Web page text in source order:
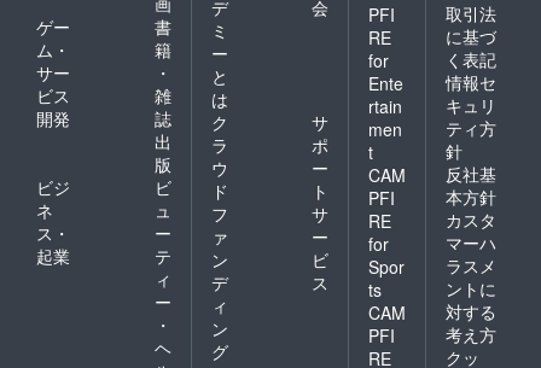
ゲー
ム・
サー
ビス
開発
書
籍
・
雑
誌
出
版
ビジ
ネ
ス・
起業
ビ
ュ
ー
テ
ィ
ー
・
ヘ
デ
ミ
ー
と
は
会
ク
ラ
ウ
ド
フ
ァ
ン
デ
ィ
ン
グ
サ
ポ
ー
ト
サ
ー
ビ
ス
PFI
RE
for
Ente
rtain
men
t
CAM
PFI
RE
for
Spor
ts
CAM
PFI
RE
取引法
に基づ
く表記
情報セ
キュリ
ティ方
針
反社基
本方針
カスタ
マーハ
ラスメ
ントに
対する
考え方
クッ